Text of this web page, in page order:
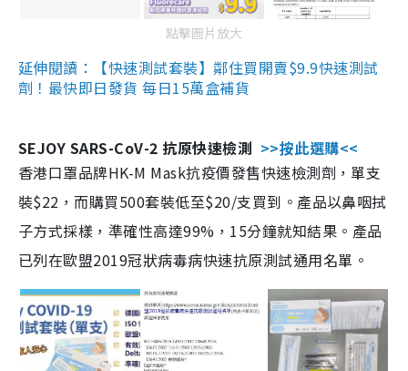
點擊圖片放大
延伸閱讀：【快速測試套裝】鄰住買開賣$9.9快速測試
劑！最快即日發貨 每日15萬盒補貨
SEJOY SARS-CoV-2 抗原快速檢測 >>按此選購<<
香港口罩品牌HK-M Mask抗疫價發售快速檢測劑，單支
裝$22，而購買500套裝低至$20/支買到。產品以鼻咽拭
子方式採樣，準確性高達99%，15分鐘就知結果。產品
已列在歐盟2019冠狀病毒病快速抗原測試通用名單。